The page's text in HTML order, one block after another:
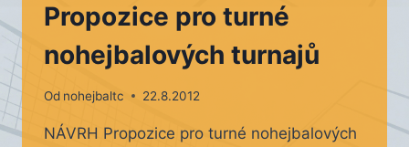
Propozice pro turné
nohejbalových turnajů
Od nohejbaltc 22.8.2012
NÁVRH Propozice pro turné nohejbalových